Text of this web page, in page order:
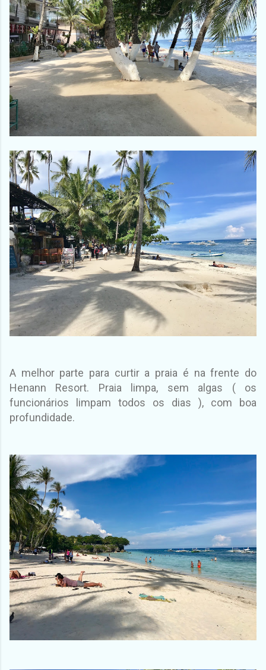
A melhor parte para curtir a praia é na frente do
Henann Resort. Praia limpa, sem algas ( os
funcionários limpam todos os dias ), com boa
profundidade.